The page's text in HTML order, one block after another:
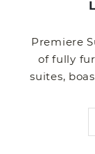
Premiere
of fully
suites,